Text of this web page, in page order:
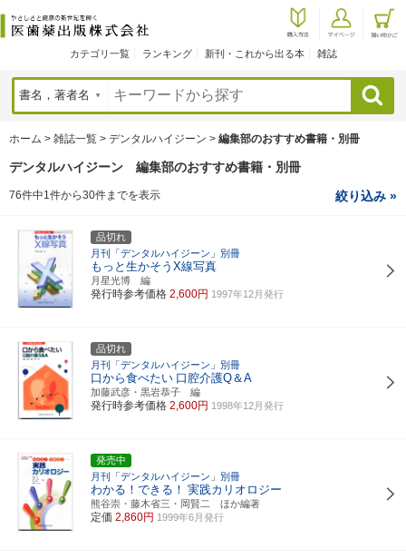
カテゴリ一覧 ランキング 新刊・これから出る本 雑誌
検索
ホーム > 雑誌一覧 > デンタルハイジーン > 編集部のおすすめ書籍・別冊
デンタルハイジーン 編集部のおすすめ書籍・別冊
76件中1件から30件までを表示 絞り込み »
品切れ
月刊「デンタルハイジーン」別冊
もっと生かそうX線写真
月星光博 編
発行時参考価格 2,600円 1997年12月発行
品切れ
月刊「デンタルハイジーン」別冊
口から食べたい 口腔介護Q＆A
加藤武彦・黒岩恭子 編
発行時参考価格 2,600円 1998年12月発行
発売中
月刊「デンタルハイジーン」別冊
わかる！できる！ 実践カリオロジー
熊谷崇・藤木省三・岡賢二 ほか編著
定価 2,860円 1999年6月発行